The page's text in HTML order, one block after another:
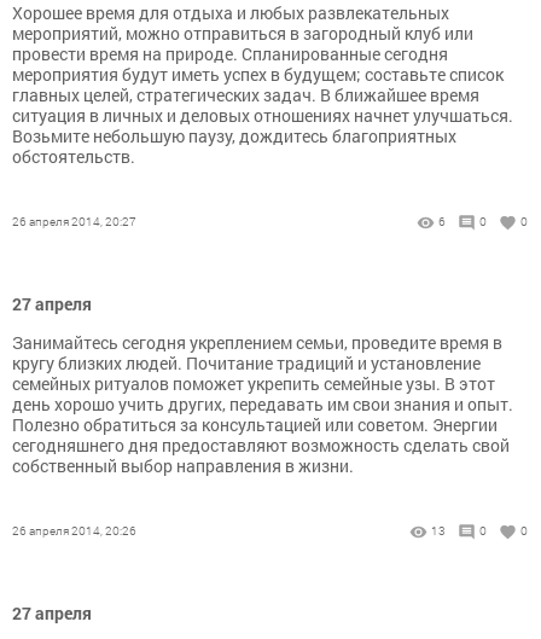
Хорошее время для отдыха и любых развлекательных
мероприятий, можно отправиться в загородный клуб или
провести время на природе. Спланированные сегодня
мероприятия будут иметь успех в будущем; составьте список
главных целей, стратегических задач. В ближайшее время
ситуация в личных и деловых отношениях начнет улучшаться.
Возьмите небольшую паузу, дождитесь благоприятных
обстоятельств.
26 апреля 2014, 20:27 6 0 0
27 апреля
Занимайтесь сегодня укреплением семьи, проведите время в
кругу близких людей. Почитание традиций и установление
семейных ритуалов поможет укрепить семейные узы. В этот
день хорошо учить других, передавать им свои знания и опыт.
Полезно обратиться за консультацией или советом. Энергии
сегодняшнего дня предоставляют возможность сделать свой
собственный выбор направления в жизни.
26 апреля 2014, 20:26 13 0 0
27 апреля